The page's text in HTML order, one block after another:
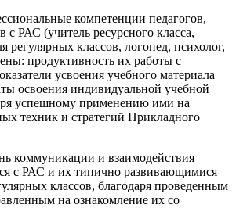
компетенции педагогов,
РАС (учитель ресурсного класса,
регулярных классов, логопед, психолог,
продуктивность их работы с
усвоения учебного материала
освоения индивидуальной учебной
успешному применению ими на
техник и стратегий Прикладного
коммуникации и взаимодействия
с РАС и их типично развивающимися
классов, благодаря проведенным
на ознакомление их со